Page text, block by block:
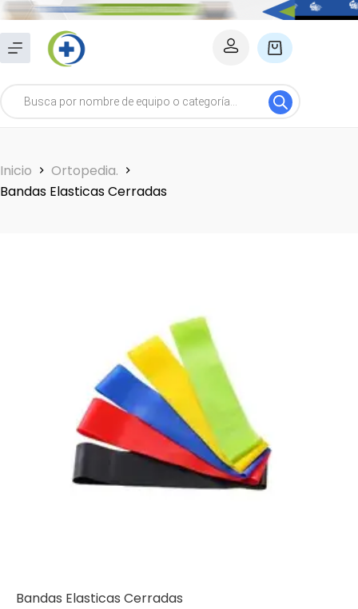
Saltar
al
contenido
Carro
compra
Inicio
Ortopedia.
Bandas Elasticas Cerradas
Bandas Elasticas Cerradas